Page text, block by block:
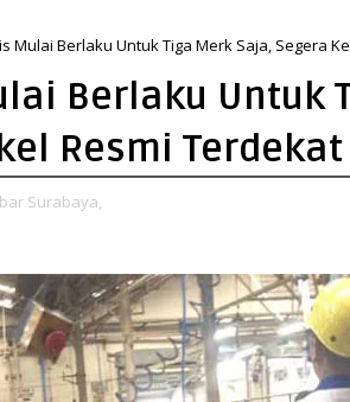
Mulai Berlaku Untuk Tiga Merk Saja, Segera
Berlaku Untuk
Resmi Terdekat
Surabaya,